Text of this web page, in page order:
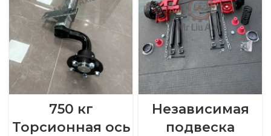
750 кг
Торсионная ось
Независимая
подвеска